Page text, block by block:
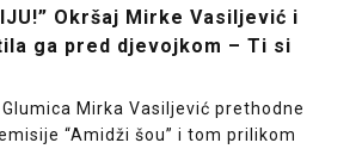
Okršaj Mirke Vasiljević i
ga pred djevojkom – Ti si
Glumica Mirka Vasiljević prethodne
“Amidži šou” i tom prilikom